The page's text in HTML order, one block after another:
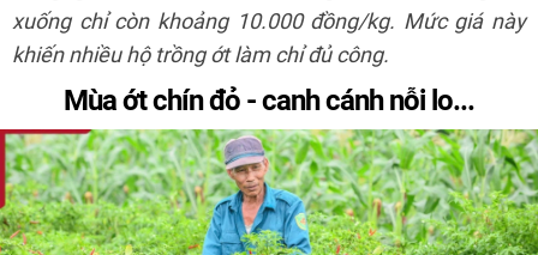
xuống chỉ còn khoảng 10.000 đồng/kg. Mức giá này
khiến nhiều hộ trồng ớt làm chỉ đủ công.
Mùa ớt chín đỏ - canh cánh nỗi lo...